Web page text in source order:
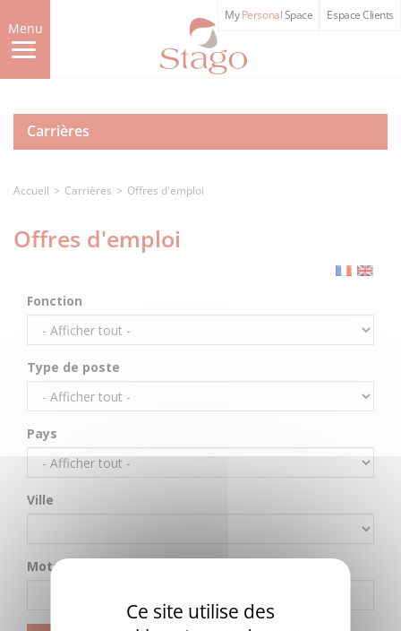
to
main
content
Menu
MyPersonalSpace Espace Clients
Carrières
Accueil Carrières Offres d'emploi
Offres d'emploi
Ce site utilise des